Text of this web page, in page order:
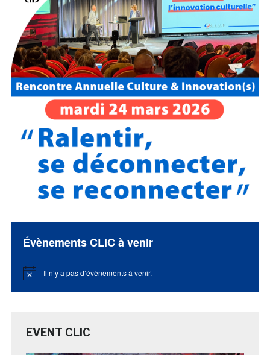
Évènements CLIC à venir
Notice Il n’y a pas d’évènements à venir.
EVENT CLIC